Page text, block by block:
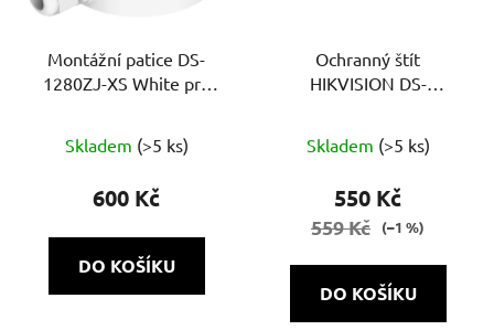
Montážní patice DS-
1280ZJ-XS White pro
Skladem (>5 ks)
600 Kč
DO KOŠÍKU
Ochranný štít
HIKVISION DS-
Skladem (>5 ks)
550 Kč
559 Kč (–1 %)
DO KOŠÍKU